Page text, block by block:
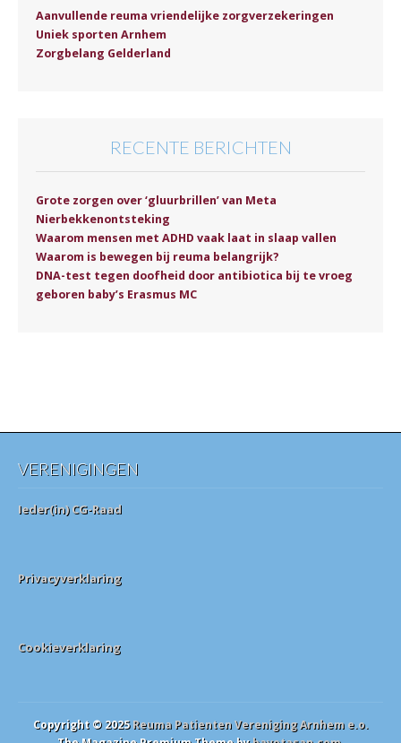
Aanvullende reuma vriendelijke zorgverzekeringen
Uniek sporten Arnhem
Zorgbelang Gelderland
RECENTE BERICHTEN
Grote zorgen over ‘gluurbrillen’ van Meta
Nierbekkenontsteking
Waarom mensen met ADHD vaak laat in slaap vallen
Waarom is bewegen bij reuma belangrijk?
DNA-test tegen doofheid door antibiotica bij te vroeg
geboren baby’s Erasmus MC
VERENIGINGEN
Ieder(in) CG-Raad
Privacyverklaring
Cookieverklaring
Copyright © 2025Reuma Patienten Vereniging Arnhem e.o.